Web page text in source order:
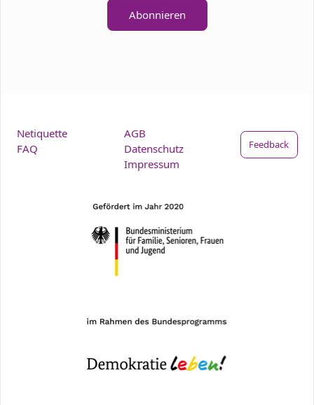
Abonnieren
Netiquette
FAQ
AGB
Datenschutz
Impressum
Feedback